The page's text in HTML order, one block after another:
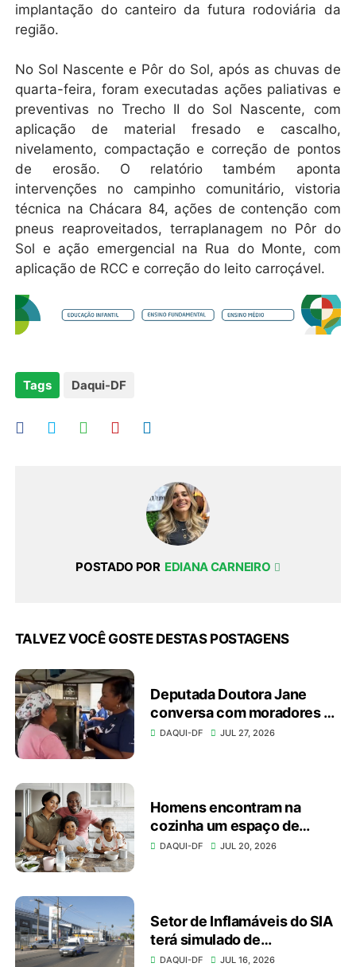
implantação do canteiro da futura rodoviária da
região.
No Sol Nascente e Pôr do Sol, após as chuvas de
quarta-feira, foram executadas ações paliativas e
preventivas no Trecho II do Sol Nascente, com
aplicação de material fresado e cascalho,
nivelamento, compactação e correção de pontos
de erosão. O relatório também aponta
intervenções no campinho comunitário, vistoria
técnica na Chácara 84, ações de contenção com
pneus reaproveitados, terraplanagem no Pôr do
Sol e ação emergencial na Rua do Monte, com
aplicação de RCC e correção do leito carroçável.
Tags Daqui-DF
POSTADO POR EDIANA CARNEIRO
TALVEZ VOCÊ GOSTE DESTAS POSTAGENS
Deputada Doutora Jane
conversa com moradores e
apresenta investimentos
DAQUI-DF JUL 27, 2026
Homens encontram na
cozinha um espaço de
autonomia, bem-estar e
DAQUI-DF JUL 20, 2026
Setor de Inflamáveis do SIA
terá simulado de
emergência no domingo
DAQUI-DF JUL 16, 2026